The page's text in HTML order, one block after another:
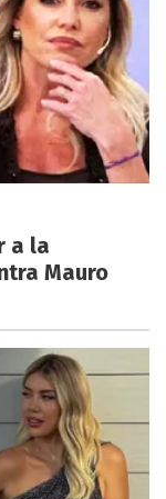
a la
Mauro